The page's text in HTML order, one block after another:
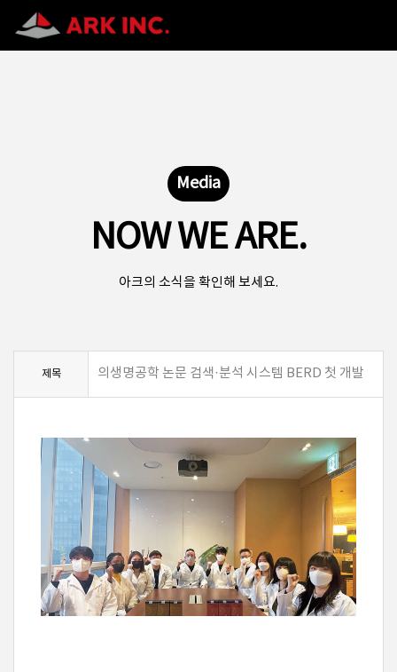
Media
NOW WE ARE.
아크의 소식을 확인해 보세요.
제목 의생명공학 논문 검색·분석 시스템 BERD 첫 개발